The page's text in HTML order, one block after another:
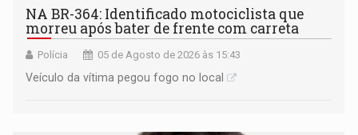
NA BR-364: Identificado motociclista que
morreu após bater de frente com carreta
Polícia 05 de Agosto de 2026 às 15:43
Veículo da vítima pegou fogo no local